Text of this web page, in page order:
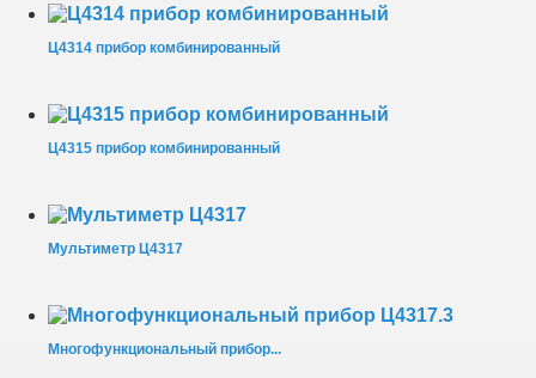
Ц4314 прибор комбинированный
Ц4315 прибор комбинированный
Мультиметр Ц4317
Многофункциональный прибор...